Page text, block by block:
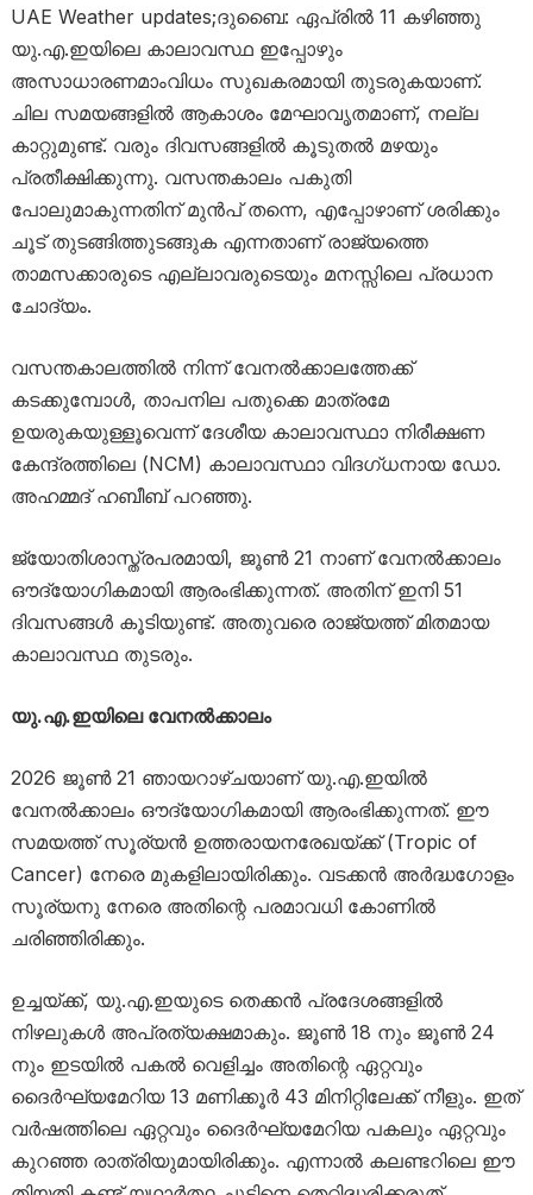
UAE Weather updates;ദുബൈ: ഏപ്രിൽ 11 കഴിഞ്ഞു
യു.എ.ഇയിലെ കാലാവസ്ഥ ഇപ്പോഴും
അസാധാരണമാംവിധം സുഖകരമായി തുടരുകയാണ്.
ചില സമയങ്ങളിൽ ആകാശം മേഘാവൃതമാണ്, നല്ല
കാറ്റുമുണ്ട്. വരും ദിവസങ്ങളിൽ കൂടുതൽ മഴയും
പ്രതീക്ഷിക്കുന്നു. വസന്തകാലം പകുതി
പോലുമാകുന്നതിന് മുൻപ് തന്നെ, എപ്പോഴാണ് ശരിക്കും
ചൂട് തുടങ്ങിത്തുടങ്ങുക എന്നതാണ് രാജ്യത്തെ
താമസക്കാരുടെ എല്ലാവരുടെയും മനസ്സിലെ പ്രധാന
ചോദ്യം.
വസന്തകാലത്തിൽ നിന്ന് വേനൽക്കാലത്തേക്ക്
കടക്കുമ്പോൾ, താപനില പതുക്കെ മാത്രമേ
ഉയരുകയുള്ളൂവെന്ന് ദേശീയ കാലാവസ്ഥാ നിരീക്ഷണ
കേന്ദ്രത്തിലെ (NCM) കാലാവസ്ഥാ വിദഗ്ധനായ ഡോ.
അഹമ്മദ് ഹബീബ് പറഞ്ഞു.
ജ്യോതിശാസ്ത്രപരമായി, ജൂൺ 21 നാണ് വേനൽക്കാലം
ഔദ്യോഗികമായി ആരംഭിക്കുന്നത്. അതിന് ഇനി 51
ദിവസങ്ങൾ കൂടിയുണ്ട്. അതുവരെ രാജ്യത്ത് മിതമായ
കാലാവസ്ഥ തുടരും.
യു.എ.ഇയിലെ വേനൽക്കാലം
2026 ജൂൺ 21 ഞായറാഴ്ചയാണ് യു.എ.ഇയിൽ
വേനൽക്കാലം ഔദ്യോഗികമായി ആരംഭിക്കുന്നത്. ഈ
സമയത്ത് സൂര്യൻ ഉത്തരായനരേഖയ്ക്ക് (Tropic of
Cancer) നേരെ മുകളിലായിരിക്കും. വടക്കൻ അർദ്ധഗോളം
സൂര്യനു നേരെ അതിന്റെ പരമാവധി കോണിൽ
ചരിഞ്ഞിരിക്കും.
ഉച്ചയ്ക്ക്, യു.എ.ഇയുടെ തെക്കൻ പ്രദേശങ്ങളിൽ
നിഴലുകൾ അപ്രത്യക്ഷമാകും. ജൂൺ 18 നും ജൂൺ 24
നും ഇടയിൽ പകൽ വെളിച്ചം അതിന്റെ ഏറ്റവും
ദൈർഘ്യമേറിയ 13 മണിക്കൂർ 43 മിനിറ്റിലേക്ക് നീളും. ഇത്
വർഷത്തിലെ ഏറ്റവും ദൈർഘ്യമേറിയ പകലും ഏറ്റവും
കുറഞ്ഞ രാത്രിയുമായിരിക്കും. എന്നാൽ കലണ്ടറിലെ ഈ